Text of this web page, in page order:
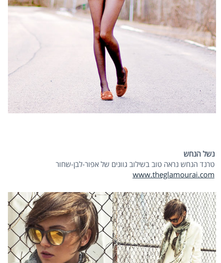
נשל הנחש
טרנד הנחש נראה טוב בשילוב גוונים של אפור-לבן-שחור
www.theglamourai.com